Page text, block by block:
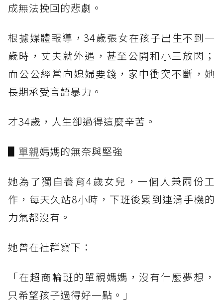
成無法挽回的悲劇。
根據媒體報導，34歲張女在孩子出生不到一
歲時，丈夫就外遇，甚至公開和小三放閃；
而公公經常向媳婦要錢，家中衝突不斷，她
長期承受言語暴力。
才34歲，人生卻過得這麼辛苦。
▋ 單親媽媽的無奈與堅強
她為了獨自養育4歲女兒，一個人兼兩份工
作，每天久站8小時，下班後累到連滑手機的
力氣都沒有。
她曾在社群寫下：
「在超商輪班的單親媽媽，沒有什麼夢想，
只希望孩子過得好一點。」